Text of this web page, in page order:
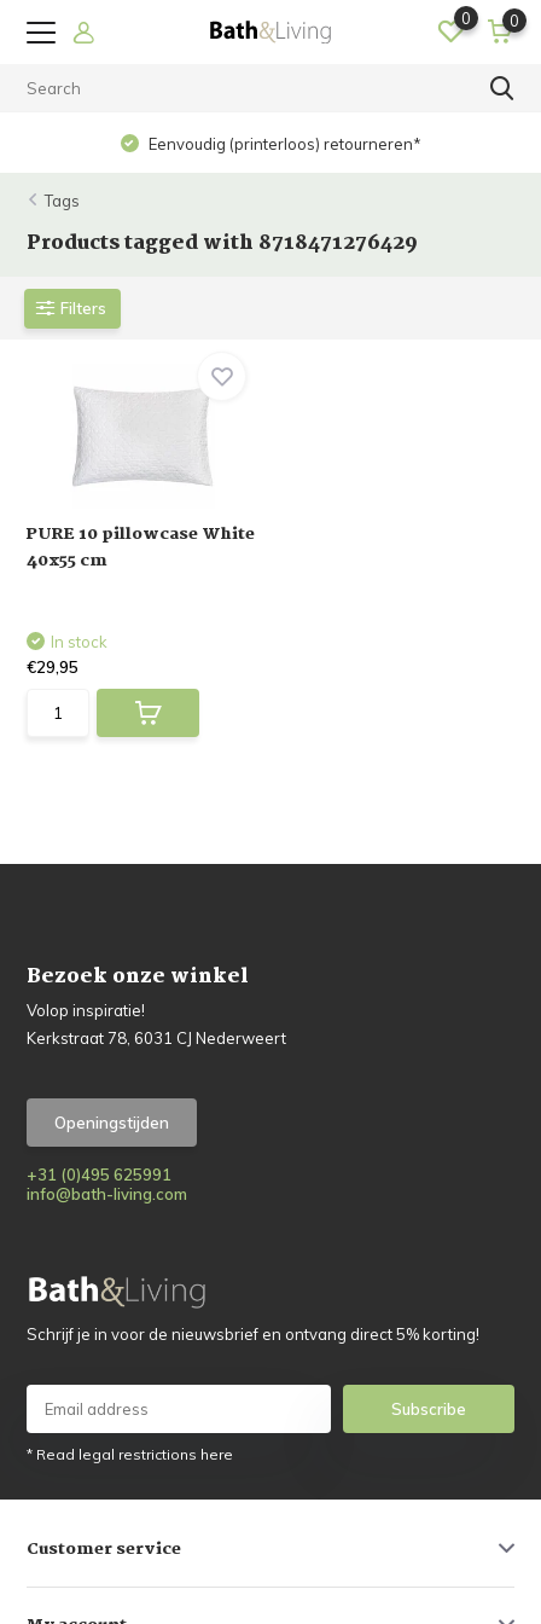
0 0
Eenvoudig (printerloos) retourneren*
Tags
Products tagged with 8718471276429
Filters
PURE 10 pillowcase White
40x55 cm
In stock
€29,95
Bezoek onze winkel
Volop inspiratie!
Kerkstraat 78, 6031 CJ Nederweert
Openingstijden
+31 (0)495 625991
info@bath-living.com
Schrijf je in voor de nieuwsbrief en ontvang direct 5% korting!
Subscribe
* Read legal restrictions here
Customer service